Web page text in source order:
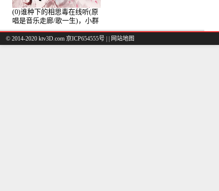
(0)谁种下的相思毒在线听(原
唱是音乐走廊/歌一生)，小群
演唱点播:8975次
© 2014-2020 ktv3D.com 京ICP654555号 | 网站地图